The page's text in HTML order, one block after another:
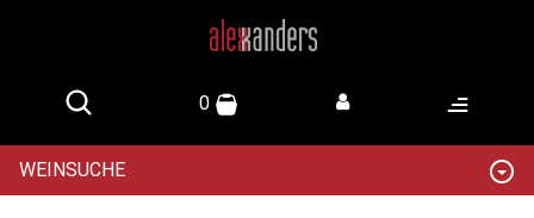
0
WEINSUCHE